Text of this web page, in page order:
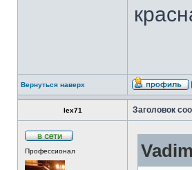
Вернуться наверх
lex71 Заголовок
Профессионал